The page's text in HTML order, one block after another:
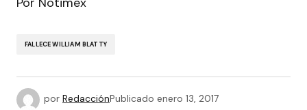
FALLECE WILLIAM BLATTY
por RedacciónPublicado enero 13, 2017